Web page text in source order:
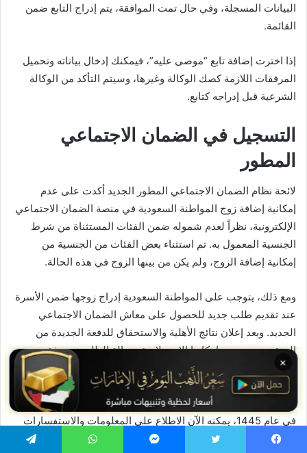
×
البيانات المسجلة، وفي حال تمت الموافقة، يتم إدراج التابع ضمن
القائمة.
إذا اخترت إضافة تابع “موصى عليه”، فيمكنك إدخال بياناته وتحميل
المرفقات اللازمة كصك الوكالة وغيرها، وسيتم التأكد من الوكالة
الشرعية قبل إدراجه كتابع.
التسجيل في الضمان الاجتماعي
المطور
لائحة نظام الضمان الاجتماعي المطور الجديد أكدت على عدم
إمكانية إضافة زوج المواطنة السعودية في منصة الضمان الاجتماعي
الإلكترونية، نظراً لعدم شموله ضمن الفئات المستثناة من شرط
الجنسية المعمول به. تم استثناء بعض الفئات من الجنسية من
إمكانية إضافة الزوج، ولم يكن من بينها الزوج في هذه الحالة.
ومع ذلك، يتوجب على المواطنة السعودية إدراج زوجها ضمن الأسرة
عند تقديم طلب جديد للحصول على معاش الضمان الاجتماعي
الجديد. وبعد إعلان نتائج الأهلية والاستحقاق للدفعة الجديدة من
المتقدمين، يصبح بإمكانها الاستعلام عن حالة الطلب ومعرفة
التفاصيل المتعلقة بمدى استحقاقها.
لمن يرغب في معرفة كم يصرف الضمان الاجتماعي المطور للفرد
في عام 1445، يمكنه الآن الاطلاع على المعلومات والاستفسارات
المتعلقة بهذا البرنامج.